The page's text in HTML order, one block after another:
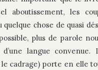
aboutissement, les
quelque chose de quasi
plus de parole
langue convenue.
cadrage) porte en elle